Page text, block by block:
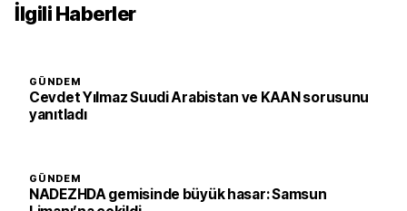
İlgili Haberler
GÜNDEM
Cevdet Yılmaz Suudi Arabistan ve KAAN sorusunu
yanıtladı
GÜNDEM
NADEZHDA gemisinde büyük hasar: Samsun